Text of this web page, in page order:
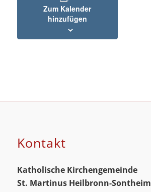
Zum Kalender
hinzufügen
Kontakt
Katholische Kirchengemeinde
St. Martinus Heilbronn-Sontheim